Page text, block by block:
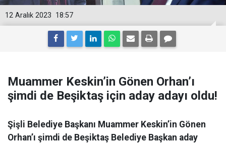
18:57
12 Aralık 2023
Muammer Keskin’in Gönen Orhan’ı
şimdi de Beşiktaş için aday adayı oldu!
Şişli Belediye Başkanı Muammer Keskin’in Gönen
Orhan’ı şimdi de Beşiktaş Belediye Başkan aday